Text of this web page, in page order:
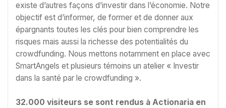
existe d’autres façons d’investir dans l’économie. Notre
objectif est d’informer, de former et de donner aux
épargnants toutes les clés pour bien comprendre les
risques mais aussi la richesse des potentialités du
crowdfunding. Nous mettons notamment en place avec
SmartAngels et plusieurs témoins un atelier « Investir
dans la santé par le crowdfunding ».
32.000 visiteurs se sont rendus à Actionaria en